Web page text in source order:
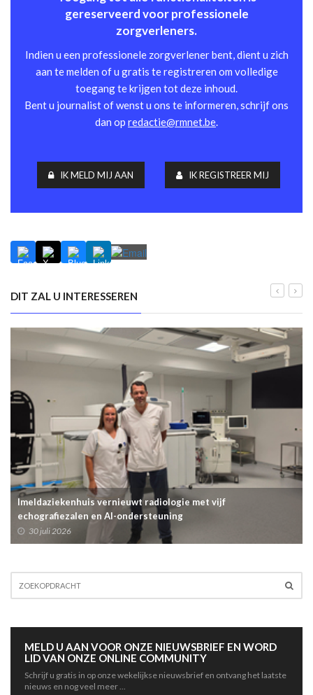
gereserveerd voor professionele
zorgverleners.
Indien u een professionele zorgverlener bent, dient u zich
aan te melden of u gratis te registreren om volledige
toegang te krijgen tot deze inhoud.
Bent u journalist of wenst u ons te informeren, schrijf ons
dan op redactie@rmnet.be.
IK MELD MIJ AAN IK REGISTREER MIJ
DIT ZAL U INTERESSEREN
Imeldaziekenhuis vernieuwt radiologie met vijf
echografiezalen en AI-ondersteuning
30 juli 2026
MELD U AAN VOOR ONZE NIEUWSBRIEF EN WORD
LID VAN ONZE ONLINE COMMUNITY
Schrijf u gratis in op onze wekelijkse nieuwsbrief en ontvang het laatste
nieuws en nog veel meer ...